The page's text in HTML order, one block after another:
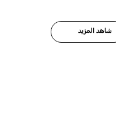
شاهد المزيد